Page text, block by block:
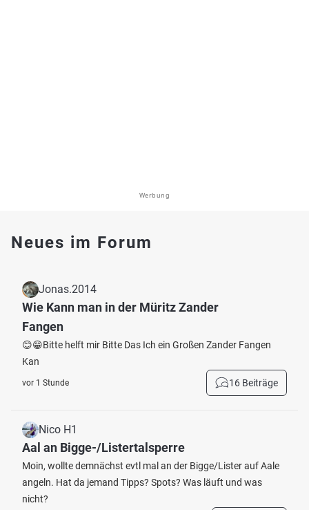
Werbung
Neues im Forum
Jonas.2014
Wie Kann man in der Müritz Zander
Fangen
😊😁Bitte helft mir Bitte Das Ich ein Großen Zander Fangen
Kan
vor 1 Stunde 16 Beiträge
Nico H1
Aal an Bigge-/Listertalsperre
Moin, wollte demnächst evtl mal an der Bigge/Lister auf Aale
angeln. Hat da jemand Tipps? Spots? Was läuft und was
nicht?